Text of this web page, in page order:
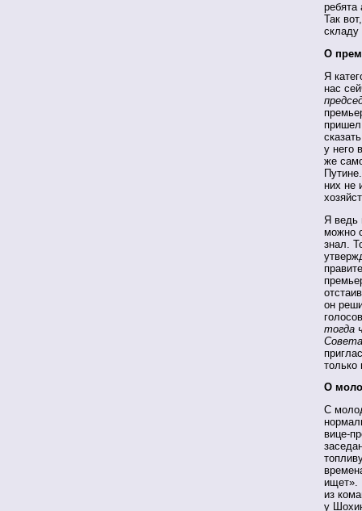
Так
складу
О
Я
нас
у него
же
них не
Я ведь
можно
знал.
он
тогда
только
О
С
вице-
ищет».
из
у